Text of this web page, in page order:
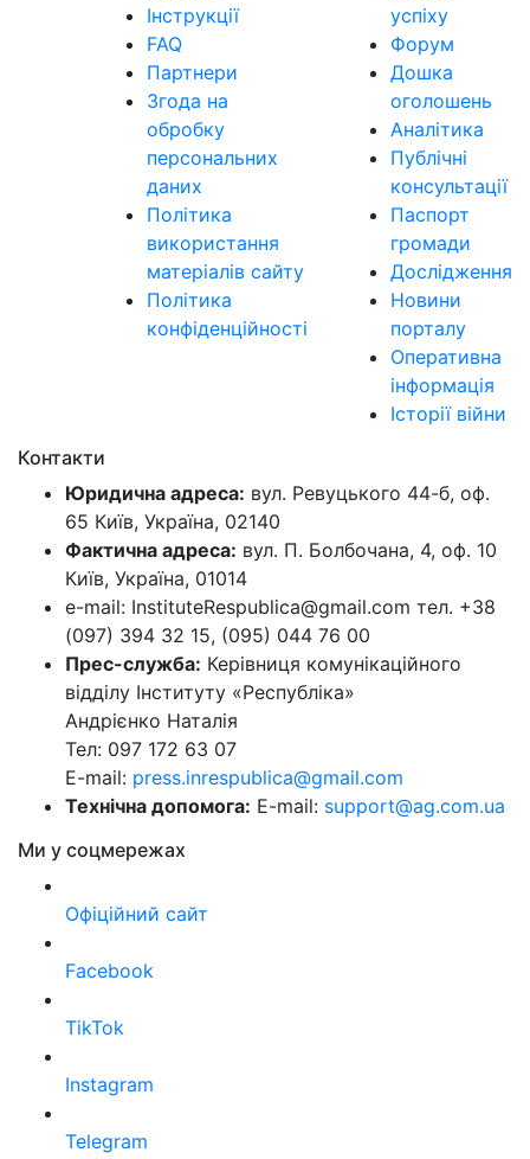
Інструкції
FAQ
Партнери
Згода на
обробку
персональних
даних
Політика
використання
матеріалів сайту
Політика
конфіденційності
успіху
Форум
Дошка
оголошень
Аналітика
Публічні
консультації
Паспорт
громади
Дослідження
Новини
порталу
Оперативна
інформація
Історії війни
Контакти
Юридична адреса: вул. Ревуцького 44-б, оф.
65 Київ, Україна, 02140
Фактична адреса: вул. П. Болбочана, 4, оф. 10
Київ, Україна, 01014
e-mail: InstituteRespublica@gmail.com тел. +38
(097) 394 32 15, (095) 044 76 00
Прес-служба: Керівниця комунікаційного
відділу Інституту «Республіка»
Андрієнко Наталія
Тел: 097 172 63 07
E-mail: press.inrespublica@gmail.com
Технічна допомога: E-mail: support@ag.com.ua
Ми у соцмережах
Офіційний сайт
Facebook
TikTok
Instagram
Telegram